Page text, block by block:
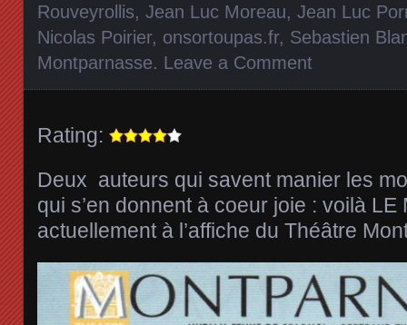
Rouveyrollis, Jean Luc Moreau, Jean Luc
Nicolas Poirier, onsortoupas.fr, Sebastien
Montparnasse. Leave a Comment
Rating:
Deux auteurs qui savent manier les
qui s’en donnent à coeur joie : voilà
actuellement à l’affiche du Théâtre